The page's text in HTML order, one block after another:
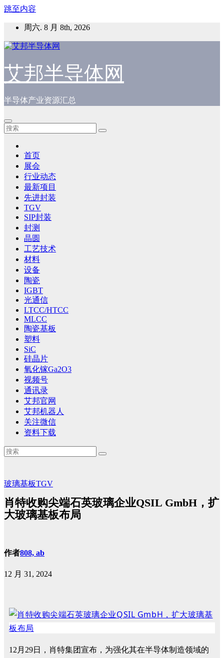
跳至内容
周六. 8 月 8th, 2026
艾邦半导体网
半导体产业资源汇总
首页
展会
行业动态
最新项目
先进封装
TGV
SIP封装
封测
晶圆
工艺技术
材料
设备
陶瓷
IGBT
光通信
LTCC/HTCC
MLCC
陶瓷基板
塑料
SiC
硅晶片
氧化镓Ga2O3
视频号
通讯录
艾邦官网
艾邦机器人
关注微信
资料下载
玻璃基板TGV
肖特收购尖端石英玻璃企业QSIL GmbH，扩
大玻璃基板布局
作者808, ab
12 月 31, 2024
12月29日，肖特集团宣布，为强化其在半导体制造领域的